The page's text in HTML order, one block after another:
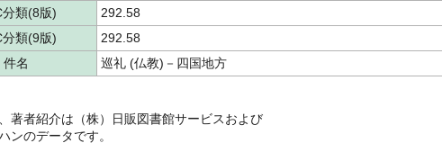
分類(8版)
292.58
分類(9版)
292.58
件名
巡礼 (仏教)－四国地方
著者紹介は（株）日販図書館サービスおよび
ンのデータです。